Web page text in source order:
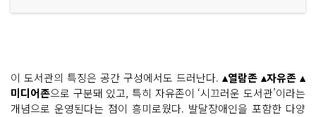
이 도서관의 특징은 공간 구성에서도 드러난다. ▴열람존 ▴자유존 ▴
미디어존으로 구분돼 있고, 특히 자유존이 ‘시끄러운 도서관’이라는
개념으로 운영된다는 점이 흥미로웠다. 발달장애인을 포함한 다양